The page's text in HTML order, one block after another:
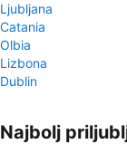
Ljubljana
Catania
Olbia
Lizbona
Dublin
Najbolj